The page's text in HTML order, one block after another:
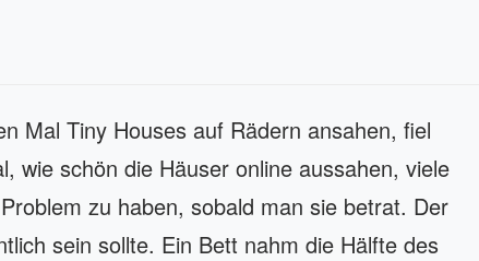
Mal Tiny Houses auf Rädern ansahen, fiel
wie schön die Häuser online aussahen, viele
zu haben, sobald man sie betrat. Der
sein sollte. Ein Bett nahm die Hälfte des